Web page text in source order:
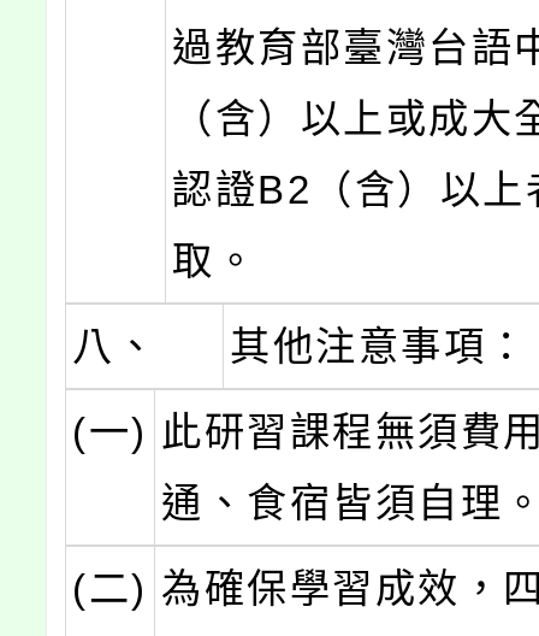
過教育部臺灣台語
（含）以上或成大
認證B2（含）以上
取。
八、
其他注意事項：
(一) 此研習課程無須費
通、食宿皆須自理
(二) 為確保學習成效，